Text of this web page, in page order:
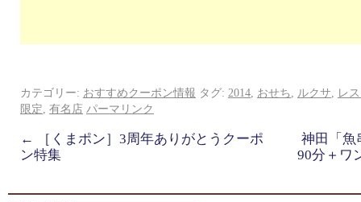
カテゴリー: おすすめクーポン情報 タグ: 2014 おせち ルクサ
レ
限定 有名店 パーマリンク
←
［くまポン］3周年ありがとうクーポ
ン特集
神田「魚
90分＋ワ